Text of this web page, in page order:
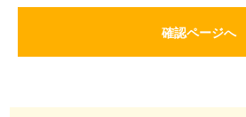
確認ページへ